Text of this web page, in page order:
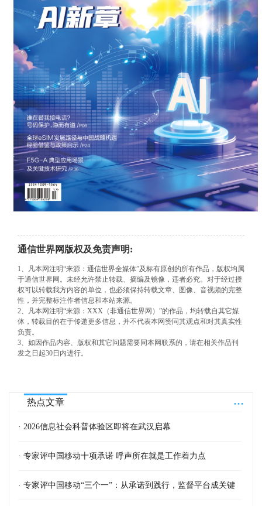
通信世界网版权及免责声明:
1、凡本网注明“来源：通信世界全媒体”及标有原创的所有作品，版权均属
于通信世界网。未经允许禁止转载、摘编及镜像，违者必究。对于经过授
权可以转载我方内容的单位，也必须保持转载文章、图像、音视频的完整
性，并完整标注作者信息和本站来源。
2、凡本网注明“来源：XXX（非通信世界网）”的作品，均转载自其它媒
体，转载目的在于传递更多信息，并不代表本网赞同其观点和对其真实性
负责。
3、如因作品内容、版权和其它问题需要同本网联系的，请在相关作品刊
发之日起30日内进行。
...
热点文章
· 2026信息社会科普体验区即将在武汉启幕
· 专家评中国移动十项承诺 呼声所在就是工作着力点
· 专家评中国移动“三个一”：从承诺到践行，监督平台成关键